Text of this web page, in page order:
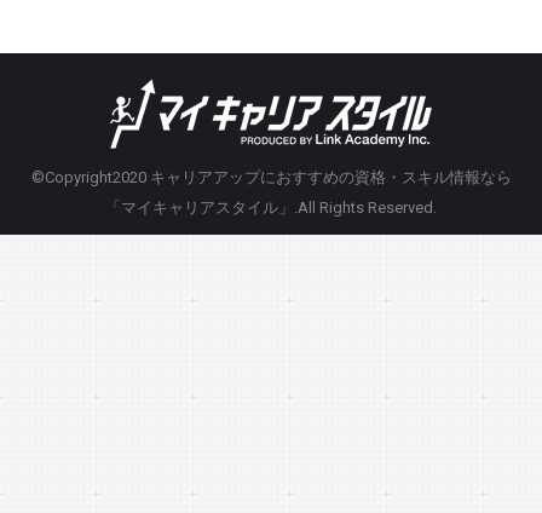
©Copyright2020 キャリアアップにおすすめの資格・スキル情報なら
「マイキャリアスタイル」
.All Rights Reserved.